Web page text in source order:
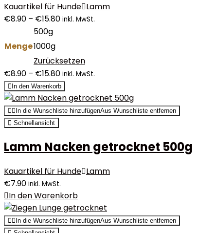
Kauartikel für Hunde Lamm
€8.90 – €15.80 inkl. MwSt.
Menge
500g
1000g
Zurücksetzen
€8.90 – €15.80 inkl. MwSt.
In den Warenkorb
In die Wunschliste hinzufügenAus Wunschliste entfernen
Schnellansicht
Lamm Nacken getrocknet 500g
Kauartikel für Hunde Lamm
€7.90 inkl. MwSt.
In den Warenkorb
In die Wunschliste hinzufügenAus Wunschliste entfernen